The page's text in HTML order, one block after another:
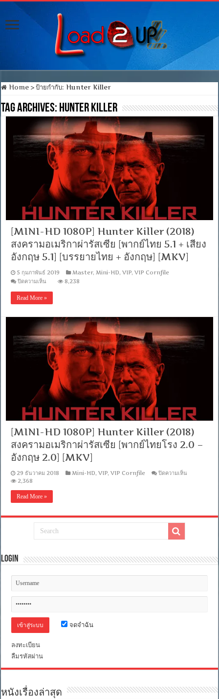
Home > ป้ายกำกับ:Hunter Killer
Tag Archives: Hunter Killer
[MINI-HD 1080P] Hunter Killer (2018)
สงครามอเมริกาผ่ารัสเซีย [พากย์ไทย 5.1 + เสียง
อังกฤษ 5.1] [บรรยายไทย + อังกฤษ] [MKV]
5 กุมภาพันธ์ 2019 Master, Mini-HD,VIP,VIP Cornfile
ปิดความเห็น
1080P]
Killer
(2018)
สงคราม
อเมริกา
ผ่า
รัสเซีย
[พากย์
ไทย
5.1
+
เสียง
อังกฤษ
[บรรยาย
ไทย
อังกฤษ]
[MKV]
8,238
Read More »
[MINI-HD 1080P] Hunter Killer (2018)
สงครามอเมริกาผ่ารัสเซีย [พากย์ไทยโรง 2.0 –
อังกฤษ 2.0] [MKV]
29 ธันวาคม 2018 Mini-HD,VIP,VIP Cornfile ปิดความเห็น
(2018)
[พากย์
โรง
อังกฤษ
2,368
Read More »
Login
จดจำฉัน
ลงทะเบียน
ลืมรหัสผ่าน
หนังเรื่องล่าสุด